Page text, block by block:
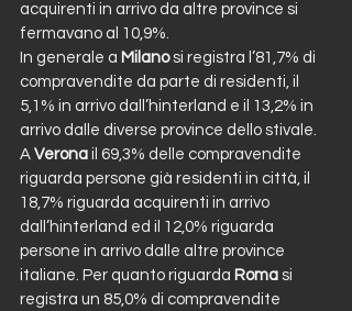
acquirenti in arrivo da altre province si
fermavano al 10,9%.
In generale a Milano si registra l’81,7% di
compravendite da parte di residenti, il
5,1% in arrivo dall’hinterland e il 13,2% in
arrivo dalle diverse province dello stivale.
A Verona il 69,3% delle compravendite
riguarda persone già residenti in città, il
18,7% riguarda acquirenti in arrivo
dall’hinterland ed il 12,0% riguarda
persone in arrivo dalle altre province
italiane. Per quanto riguarda Roma si
registra un 85,0% di compravendite